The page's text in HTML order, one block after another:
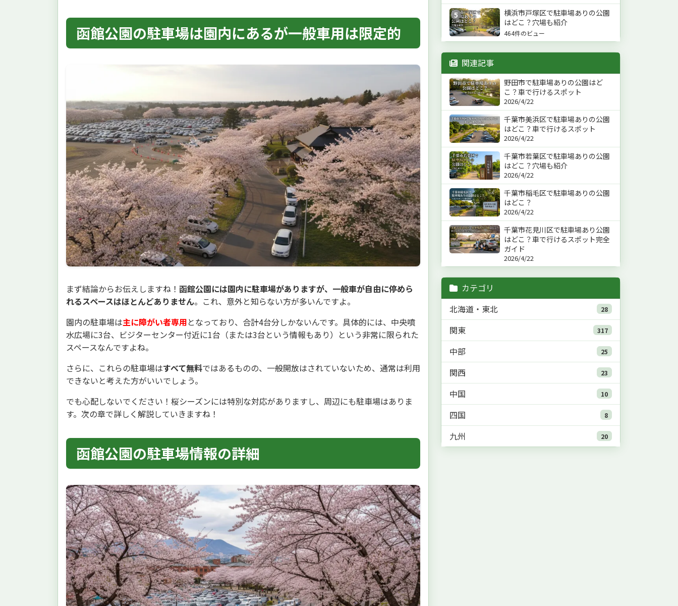
函館公園の駐車場は園内にあるが一般車用は限定的
まず結論からお伝えしますね！ 函館公園には園内に駐車場がありますが、一般車が自由に停めら
れるスペースはほとんどありません。これ、意外と知らない方が多いんですよ。
園内の駐車場は主に障がい者専用となっており、合計4台分しかないんです。具体的には、中央噴
水広場に3台、ビジターセンター付近に1台（または3台という情報もあり）という非常に限られた
スペースなんですよね。
さらに、これらの駐車場はすべて無料ではあるものの、一般開放はされていないため、通常は利用
できないと考えた方がいいでしょう。
でも心配しないでください！桜シーズンには特別な対応がありますし、周辺にも駐車場はありま
す。次の章で詳しく解説していきますね！
函館公園の駐車場情報の詳細
5
横浜市戸塚区で駐車場ありの公園
はどこ？穴場も紹介
464件のビュー
関連記事
野田市で駐車場ありの公園はど
こ？車で行けるスポット
2026/4/22
千葉市美浜区で駐車場ありの公園
はどこ？車で行けるスポット
2026/4/22
千葉市若葉区で駐車場ありの公園
はどこ？穴場も紹介
2026/4/22
千葉市稲毛区で駐車場ありの公園
はどこ？
2026/4/22
千葉市花見川区で駐車場あり公園
はどこ？車で行けるスポット完全
ガイド
2026/4/22
カテゴリ
北海道・東北
28
関東 317
中部 25
関西 23
中国 10
四国 8
九州 20